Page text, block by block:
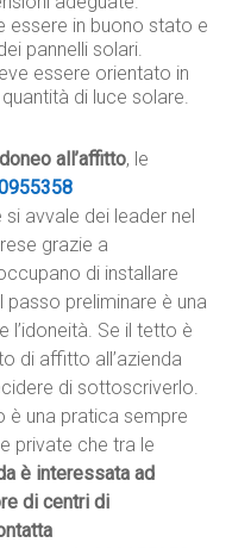
essere in buono stato e
pannelli solari.
essere orientato in
di luce solare.
all’affitto, le
avvale dei leader nel
grazie a
di installare
preliminare è una
l’idoneità. Se il tetto è
di affitto all’azienda
di sottoscriverlo.
è una pratica sempre
private che tra le
è interessata ad
di centri di